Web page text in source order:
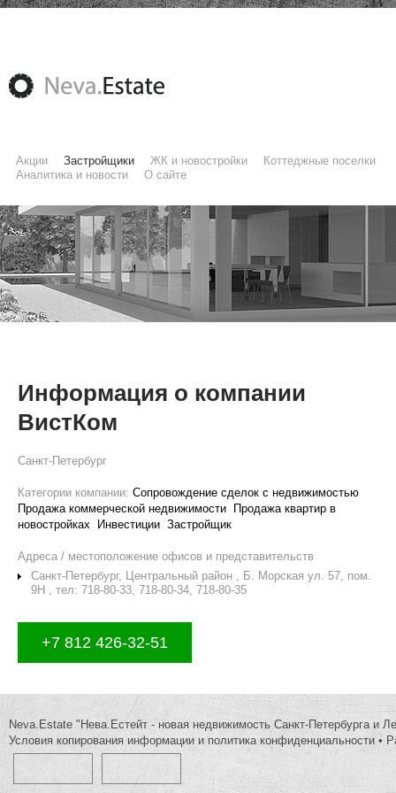
Акции Застройщики ЖК и новостройки
Коттеджные поселки
Аналитика и новости
О сайте
Информация о компании
ВистКом
Санкт-Петербург
Категории компании: Сопровождение сделок с недвижимостью
Продажа коммерческой недвижимости
Продажа квартир в
новостройках
Инвестиции Застройщик
Адреса / местоположение офисов и представительств
Санкт-Петербург, Центральный район , Б. Морская ул. 57, пом.
9Н , тел: 718-80-33, 718-80-34, 718-80-35
+7 812 426-32-51
Neva.Estate "Нева.Естейт - новая недвижимость Санкт-Петербурга и
Условия копирования информации и политика конфиденциальности •